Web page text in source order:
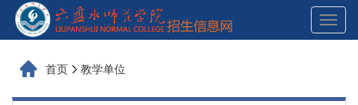
展
开
首页 教学单位